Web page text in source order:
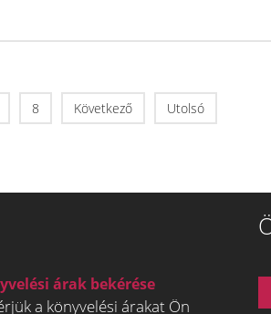
8 Következő Utolsó
árak bekérése
a könyvelési árakat Ön